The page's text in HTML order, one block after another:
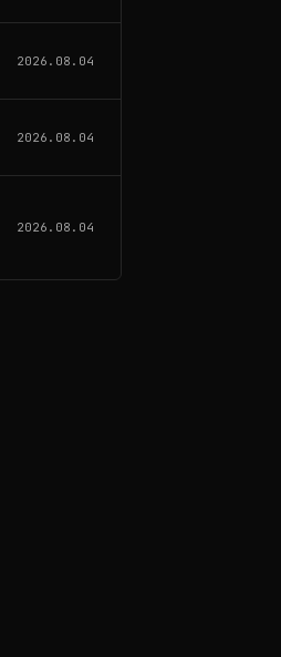
2026.08.04
2026.08.04
2026.08.04